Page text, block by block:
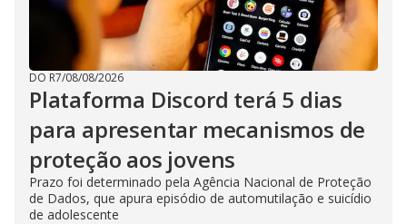
DO R7/08/08/2026
Plataforma Discord terá 5 dias
para apresentar mecanismos de
proteção aos jovens
Prazo foi determinado pela Agência Nacional de Proteção
de Dados, que apura episódio de automutilação e suicídio
de adolescente